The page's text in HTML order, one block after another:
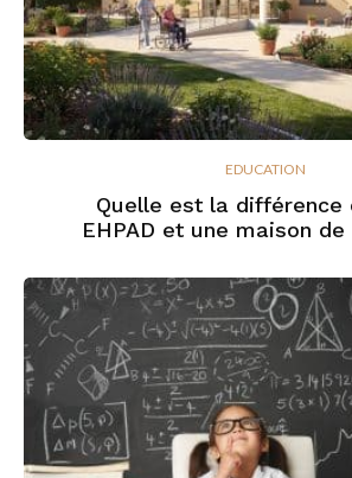
EDUCATION
Quelle est la différence
EHPAD et une maison